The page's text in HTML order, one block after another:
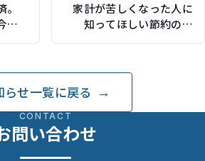
、
保
家計が苦しくなった人に
知ってほしい節約の肝
（東洋経済オンラインで
らせ一覧に戻る
CONTACT
問い合わせ